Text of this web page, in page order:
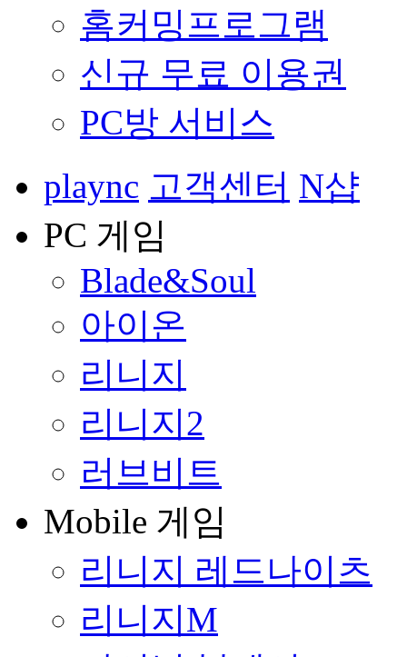
홈커밍프로그램
신규 무료 이용권
PC방 서비스
plaync 고객센터 N샵
PC 게임
Blade&Soul
아이온
리니지
리니지2
러브비트
Mobile 게임
리니지 레드나이츠
리니지M